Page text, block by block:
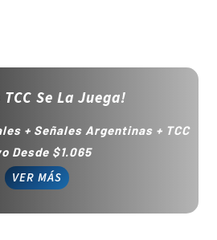
Se La Juega!
+ Señales Argentinas + TCC
Desde $1.065
VER MÁS